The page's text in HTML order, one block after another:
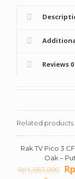
Reviews 0
Related products
ON SALE
Rak TV Pico 3
Oak –
Rp1,687,000 Rp